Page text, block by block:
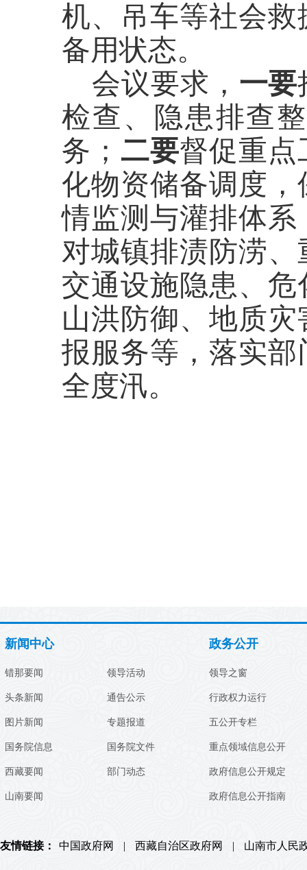
机、吊车等社会
备用状态。
会议要求， 一要
检查、隐患排查
务； 二要督促重点
化物资储备调度
情监测与灌排体
对城镇排渍防涝
交通设施隐患、
山洪防御、地质
报服务等，落实
全度汛。
新闻中心
错那要闻
头条新闻
图片新闻
国务院信息
西藏要闻
山南要闻
领导活动
通告公示
专题报道
国务院文件
部门动态
政务公开
领导之窗
行政权力运行
五公开专栏
重点领域信息公开
政府信息公开规定
政府信息公开指南
友情链接： 中国政府网 | 西藏自治区政府网 | 山南市人民